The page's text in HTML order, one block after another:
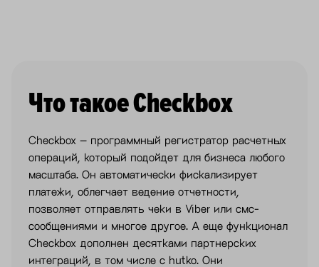
Что такое Checkbox
Checkbox – программный регистратор расчетных
операций, который подойдет для бизнеса любого
масштаба. Он автоматически фискализирует
платежи, облегчает ведение отчетности,
позволяет отправлять чеки в Viber или смс-
сообщениями и многое другое. А еще функционал
Checkbox дополнен десятками партнерских
интеграций, в том числе с hutko. Они